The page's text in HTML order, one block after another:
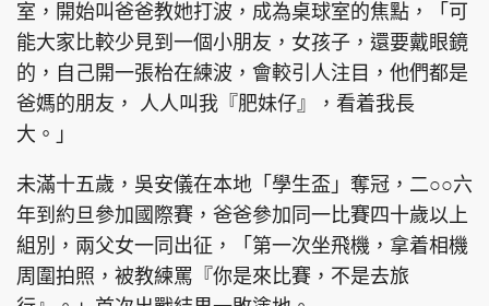
室，開始叫爸爸教她打波，成為桌球室的焦點，「可
能大家比較少見到一個小朋友，女孩子，還要戴眼鏡
的，自己開一張枱在練波，會較引人注目，他們都是
爸媽的朋友， 人人叫我『肥妹仔』，看着我長
大。」
未滿十五歲，吳安儀在本地「學生盃」奪冠，二○○六
年到約旦參加國際賽，爸爸參加同一比賽四十歲以上
組別，兩父女一同出征，「第一次坐飛機，拿着相機
周圍拍照，被教練罵『你是來比賽，不是去旅